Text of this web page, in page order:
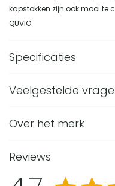
kapstokken zijn ook mooi te
QUVIO.
Specificaties
Merk
Hoogte (in CM)
Materiaal
Veelgestelde
Wat zijn de afmetingen
De QUVIO
39,5 cm in lengte,
met veren gemaakt?
Over het merk
Reviews